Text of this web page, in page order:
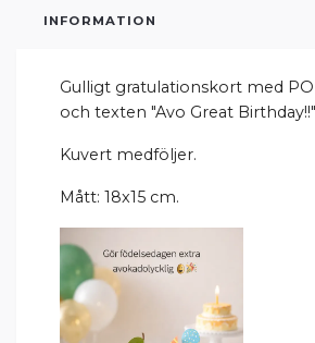
INFORMATION
Gulligt gratulationskort med
och texten "Avo Great Birthday!!"
Kuvert medföljer.
Mått: 18x15 cm.